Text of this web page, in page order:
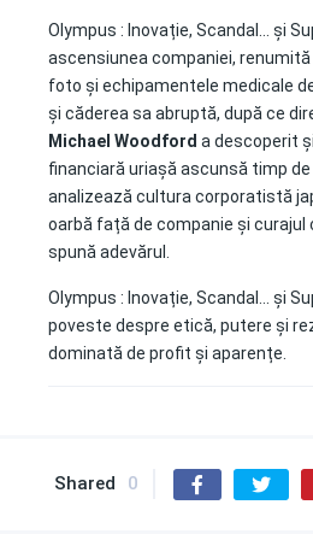
Olympus : Inovație, Scandal… și
ascensiunea companiei,
foto și echipamentele medicale
și căderea sa abruptă, după ce
Michael Woodford a descoperit
financiară uriașă ascunsă timp
analizează cultura corporatistă
oarbă față de companie și curajul
spună adevărul.
Olympus : Inovație, Scandal… și
poveste despre etică, putere și
dominată de profit și aparențe.
Shared 0